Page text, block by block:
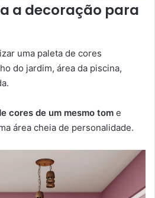
a decoração para
uma paleta de cores
do jardim, área da piscina,
cores de um mesmo tom e
área cheia de personalidade.